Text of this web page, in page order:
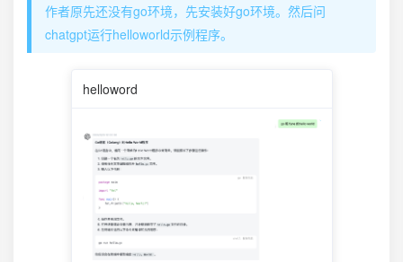
作者原先还没有go环境，先安装好go环境。然后问
chatgpt运行helloworld示例程序。
helloword